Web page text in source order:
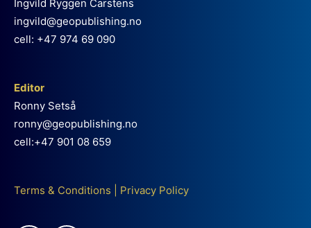
Ingvild Ryggen Carstens
ingvild@geopublishing.no
cell: +47 974 69 090
Editor
Ronny Setså
ronny@geopublishing.no
cell:+47 901 08 659
Terms & Conditions Privacy Policy